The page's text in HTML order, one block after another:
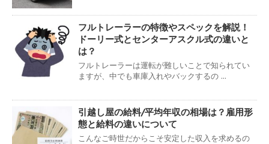
フルトレーラーの特徴やスペックを解説！
ドーリー式とセンターアスクル式の違いと
は？
フルトレーラーは運転が難しいことで知られてい
ますが、中でも車庫入れやバックするの ...
引越し屋の給料/平均年収の相場は？雇用形
態と給料の違いについて
こんなご時世だからこそ安定した収入を求めるの